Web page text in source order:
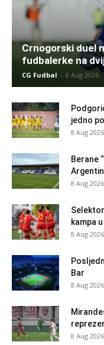
Crnogorski duel
fudbalerke na
CG Fudbal - 8 Aug 2026.
jedno
8 Aug
Berane
8 Aug
kampa
8 Aug
Bar
8 Aug
8 Aug